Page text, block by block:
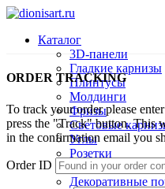
Каталог
3D-панели
Гладкие карнизы
Плинтусы
Молдинги
Фризы
Световые
Углы
Розетки
Декоративные
Декоративные
ORDER TRACKING
To track your order please
press the "Track" button. This
in the confirmation email you
Order ID